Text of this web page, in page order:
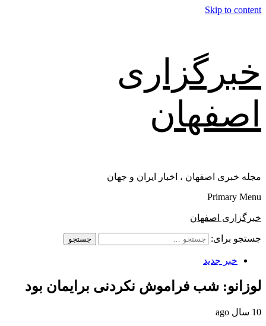
Skip to content
خبرگزاری
اصفهان
مجله خبری اصفهان ، اخبار ایران و جهان
Primary Menu
خبرگزاری اصفهان
جستجو برای:
خبر جدید
لوزانو: شب فراموش نکردنی برایمان بود
10 سال ago